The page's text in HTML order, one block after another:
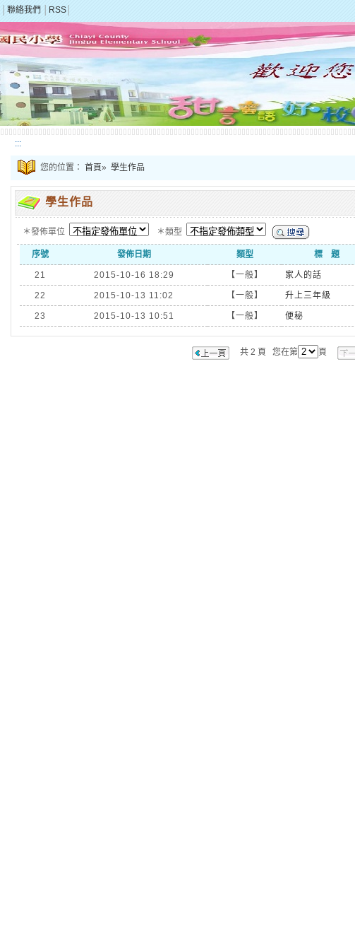
聯絡我們 RSS
:::
您的位置： 首頁» 學生作品
學生作品
＊發佈單位 ＊類型
序號 發佈日期 類型 標 題
21 2015-10-16 18:29 【一般】 家人的話
22 2015-10-13 11:02 【一般】 升上三年級
23 2015-10-13 10:51 【一般】 便秘
共 2 頁 您在第 頁